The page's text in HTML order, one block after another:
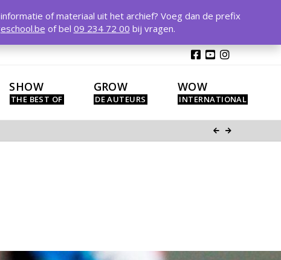
SHOW GROW WOW
of materiaal uit het archief? Voeg dan de prefix
of bel 09 234 72 00 bij vragen.